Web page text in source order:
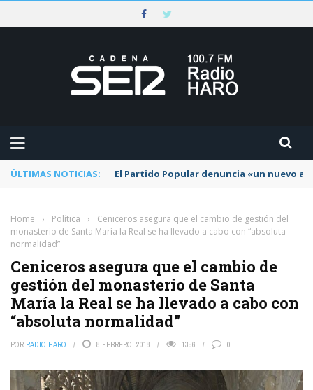
ÚLTIMAS NOTICIAS: El Partido Popular denuncia «un nuevo
Home › Política ›
Ceniceros asegura que el cambio de gestión del
monasterio de Santa María la Real se ha llevado a cabo con “absoluta
normalidad”
Ceniceros asegura que el cambio de
gestión del monasterio de Santa
María la Real se ha llevado a cabo con
“absoluta normalidad”
POR RADIO HARO 8 FEBRERO, 2018 1356 0